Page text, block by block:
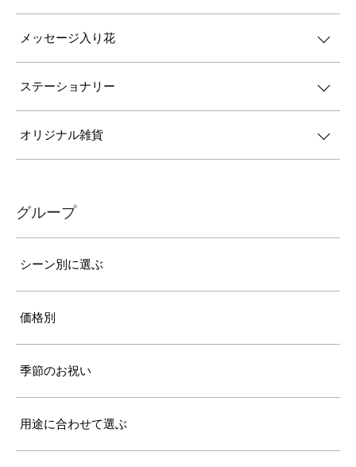
メッセージ入り花
ステーショナリー
オリジナル雑貨
グループ
シーン別に選ぶ
価格別
季節のお祝い
用途に合わせて選ぶ